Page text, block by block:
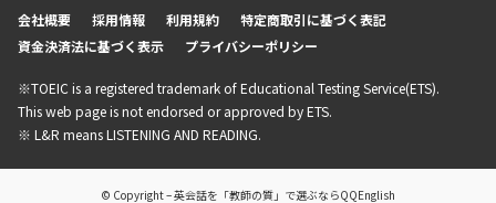
会社概要 採用情報 利用規約
特定商取引に基づく表記
資金決済法に基づく表示
プライバシーポリシー
※TOEIC is a registered trademark of Educational Testing Service(ETS).
This web page is not endorsed or approved by ETS.
※ L&R means LISTENING AND READING.
© Copyright – 英会話を「教師の質」で選ぶならQQEnglish